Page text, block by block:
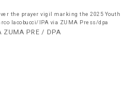
the prayer vigil marking the 2025 Youth
Iacobucci/IPA via ZUMA Press/dpa
ZUMA PRE / DPA